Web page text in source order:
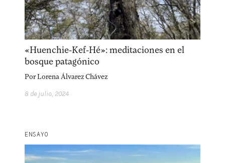
«Huenchie-Kef-Hé»: meditaciones en el
bosque patagónico
PorLorena Álvarez Chávez
8 de julio, 2024
ENSAYO